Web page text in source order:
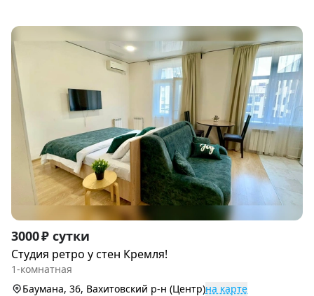
Item
1
of
9
3000 ₽ сутки
Студия ретро у стен Кремля!
1-комнатная
Баумана, 36, Вахитовский р-н (Центр)на карте